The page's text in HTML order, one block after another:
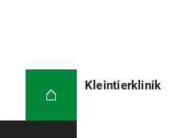
Kleintierklinik